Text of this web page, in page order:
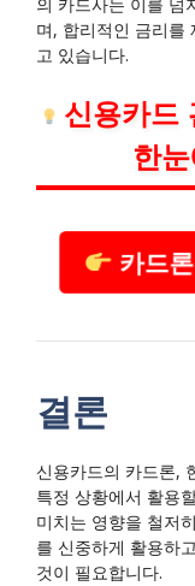
며, 합리적인 금리를
고 있습니다.
신용카드
한
카드론
결론
신용카드의 카드론,
특정 상황에서 활용
미치는 영향을 철저
를 신중하게 활용하
것이 필요합니다.